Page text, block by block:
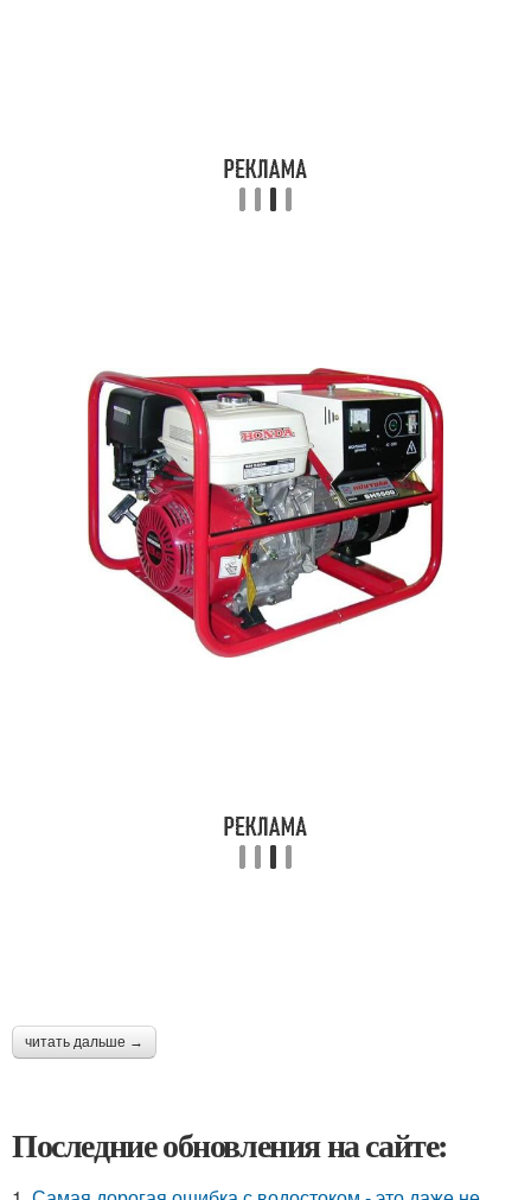
читать дальше →
Последние обновления на сайте: